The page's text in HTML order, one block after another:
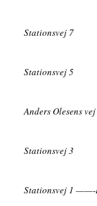
Stationsvej 7
Stationsvej 5
Anders Olesens
Stationsvej 3
Stationsvej 1 ——-